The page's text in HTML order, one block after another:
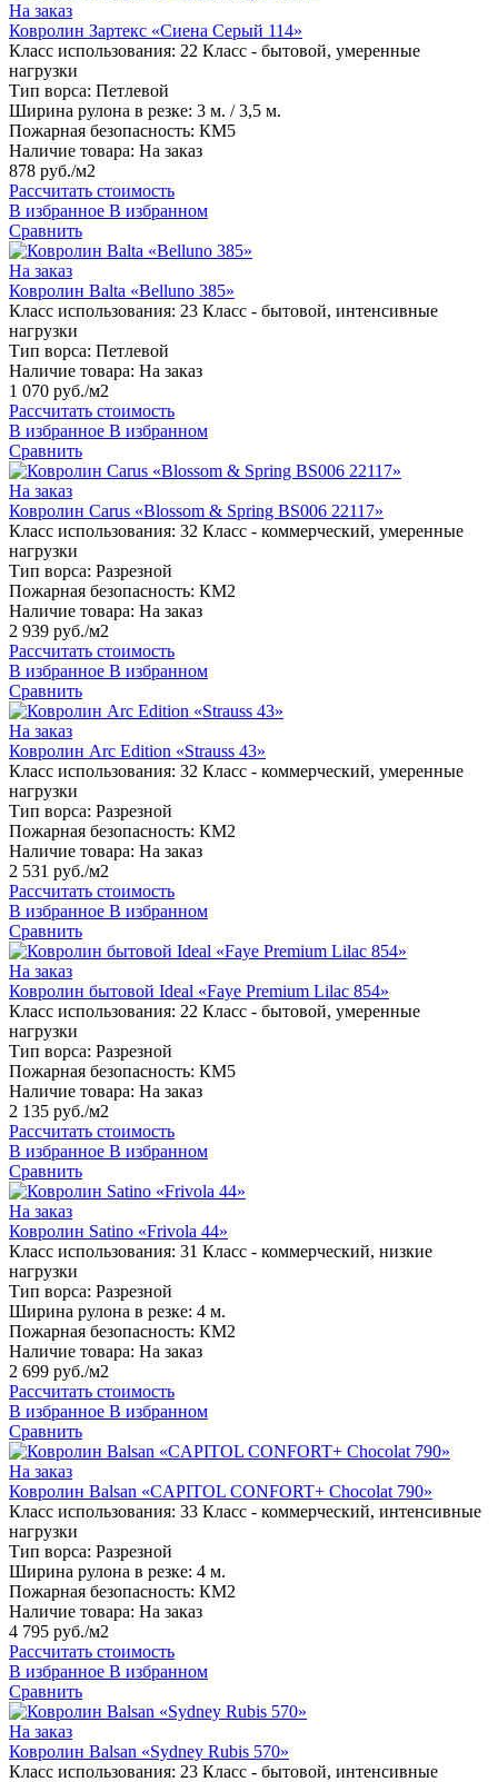
На заказ
Ковролин Зартекс «Сиена Серый 114»
Класс использования: 22 Класс - бытовой, умеренные
нагрузки
Тип ворса: Петлевой
Ширина рулона в резке: 3 м. / 3,5 м.
Пожарная безопасность: КМ5
Наличие товара: На заказ
878 руб./м2
Рассчитать стоимость
В избранное В избранном
Сравнить
На заказ
Ковролин Balta «Belluno 385»
Класс использования: 23 Класс - бытовой, интенсивные
нагрузки
Тип ворса: Петлевой
Наличие товара: На заказ
1 070 руб./м2
Рассчитать стоимость
В избранное В избранном
Сравнить
На заказ
Ковролин Carus «Blossom & Spring BS006 22117»
Класс использования: 32 Класс - коммерческий, умеренные
нагрузки
Тип ворса: Разрезной
Пожарная безопасность: КМ2
Наличие товара: На заказ
2 939 руб./м2
Рассчитать стоимость
В избранное В избранном
Сравнить
На заказ
Ковролин Arc Edition «Strauss 43»
Класс использования: 32 Класс - коммерческий, умеренные
нагрузки
Тип ворса: Разрезной
Пожарная безопасность: КМ2
Наличие товара: На заказ
2 531 руб./м2
Рассчитать стоимость
В избранное В избранном
Сравнить
На заказ
Ковролин бытовой Ideal «Faye Premium Lilac 854»
Класс использования: 22 Класс - бытовой, умеренные
нагрузки
Тип ворса: Разрезной
Пожарная безопасность: КМ5
Наличие товара: На заказ
2 135 руб./м2
Рассчитать стоимость
В избранное В избранном
Сравнить
На заказ
Ковролин Satino «Frivola 44»
Класс использования: 31 Класс - коммерческий, низкие
нагрузки
Тип ворса: Разрезной
Ширина рулона в резке: 4 м.
Пожарная безопасность: КМ2
Наличие товара: На заказ
2 699 руб./м2
Рассчитать стоимость
В избранное В избранном
Сравнить
На заказ
Ковролин Balsan «CAPITOL CONFORT+ Chocolat 790»
Класс использования: 33 Класс - коммерческий, интенсивные
нагрузки
Тип ворса: Разрезной
Ширина рулона в резке: 4 м.
Пожарная безопасность: КМ2
Наличие товара: На заказ
4 795 руб./м2
Рассчитать стоимость
В избранное В избранном
Сравнить
На заказ
Ковролин Balsan «Sydney Rubis 570»
Класс использования: 23 Класс - бытовой, интенсивные